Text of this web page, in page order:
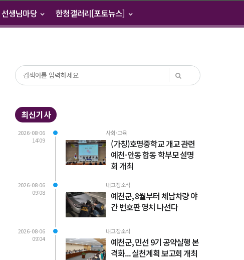
선생님마당 한청갤러리[포토뉴스]
최신기사
2026-08-06
14:09
사회·교육
(가칭)호명중학교 개교 관련
예천-안동 합동 학부모 설명
회 개최
2026-08-06
09:08
내고장소식
예천군, 8월부터 체납차량 야
간 번호판 영치 나선다
2026-08-06
09:04
내고장소식
예천군, 민선 9기 공약실행 본
격화... 실천계획 보고회 개최